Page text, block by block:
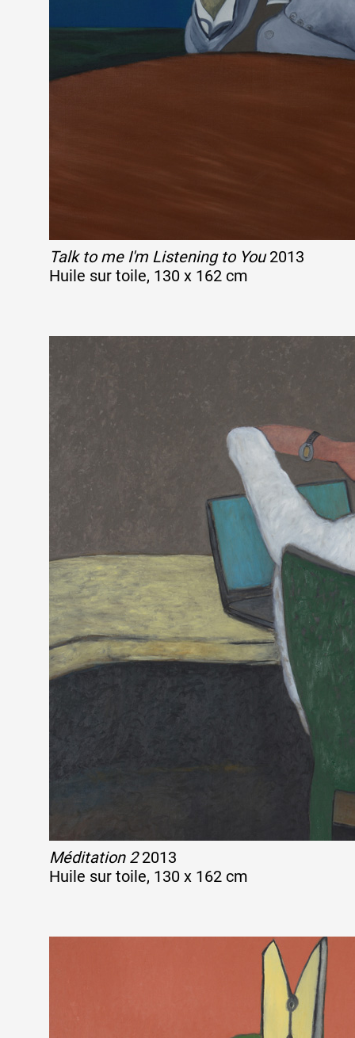
Talk to me I'm Listening to You2013
Huile sur toile, 130 x 162 cm
Méditation 22013
Huile sur toile, 130 x 162 cm